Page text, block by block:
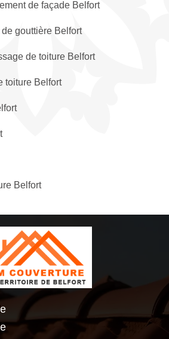
de façade Belfort
gouttière Belfort
de toiture Belfort
toiture Belfort
Belfort